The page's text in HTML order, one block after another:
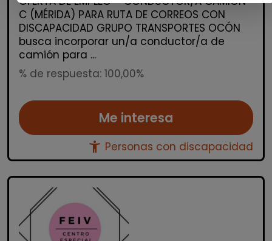
C (MÉRIDA) PARA RUTA DE CORREOS CON
DISCAPACIDAD GRUPO TRANSPORTES OCÓN
busca incorporar un/a conductor/a de
camión para ...
% de respuesta: 100,00%
Me interesa
accessibility_new Personas con discapacidad